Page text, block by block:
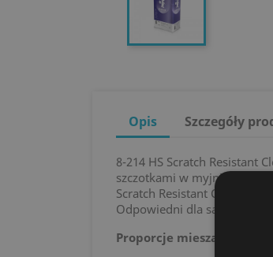
Opis Szczegóły
8-214 HS Scratch Resistant
szczotkami w myjni
Scratch Resistant Clear
Odpowiedni dla
Proporcje mieszania: